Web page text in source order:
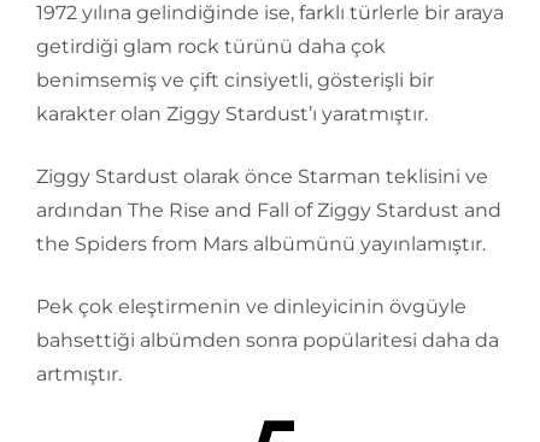
1972 yılına gelindiğinde ise, farklı türlerle bir araya
getirdiği glam rock türünü daha çok
benimsemiş ve çift cinsiyetli, gösterişli bir
karakter olan Ziggy Stardust’ı yaratmıştır.
Ziggy Stardust olarak önce Starman teklisini ve
ardından The Rise and Fall of Ziggy Stardust and
the Spiders from Mars albümünü yayınlamıştır.
Pek çok eleştirmenin ve dinleyicinin övgüyle
bahsettiği albümden sonra popülaritesi daha da
artmıştır.